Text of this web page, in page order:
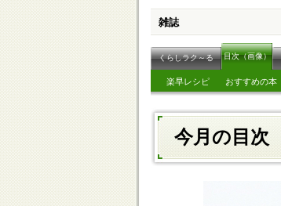
雑誌
くらしラク～る 目次（画像）
楽早レシピ おすすめの本
今月の目次